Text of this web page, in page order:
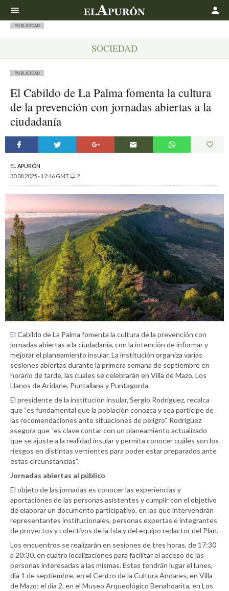
PUBLICIDAD
SOCIEDAD
PUBLICIDAD
El Cabildo de La Palma fomenta la cultura
de la prevención con jornadas abiertas a la
ciudadanía
EL APURÓN
30.08.2025 - 12:46 GMT
2
El Cabildo de La Palma fomenta la cultura de la prevención con
jornadas abiertas a la ciudadanía, con la intención de informar y
mejorar el planeamiento insular. La institución organiza varias
sesiones abiertas durante la primera semana de septiembre en
horario de tarde, las cuales se celebrarán en Villa de Mazo, Los
Llanos de Aridane, Puntallana y Puntagorda.
El presidente de la institución insular, Sergio Rodríguez, recalca
que “es fundamental que la población conozca y sea partícipe de
las recomendaciones ante situaciones de peligro”. Rodríguez
asegura que “es clave contar con un planeamiento actualizado
que se ajuste a la realidad insular y permita conocer cuáles son los
riesgos en distintas vertientes para poder estar preparados ante
estas circunstancias”.
Jornadas abiertas al público
El objeto de las jornadas es conocer las experiencias y
aportaciones de las personas asistentes y cumplir con el objetivo
de elaborar un documento participativo, en las que intervendrán
representantes institucionales, personas expertas e integrantes
de proyectos y colectivos de la Isla y del equipo redactor del Plan.
Los encuentros se realizarán en sesiones de tres horas, de 17:30
a 20:30, en cuatro localizaciones para facilitar el acceso de las
personas interesadas a las mismas. Estas tendrán lugar el lunes,
día 1 de septiembre, en el Centro de la Cultura Andares, en Villa
de Mazo; el día 2, en el Museo Arqueológico Benahoarita, en Los